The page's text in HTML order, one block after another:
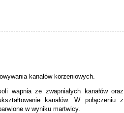
kanałów korzeniowych.
wapnia ze zwapniałych kanałów oraz
kanałów. W połączeniu z
w wyniku martwicy.